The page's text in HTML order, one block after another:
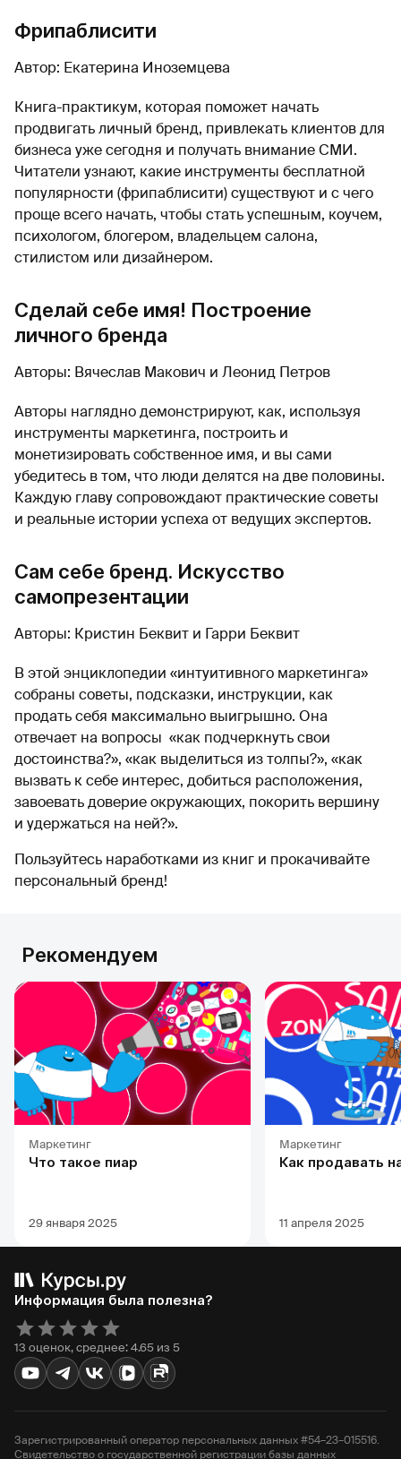
Фрипаблисити
Автор: Екатерина Иноземцева
Книга-практикум, которая поможет начать
продвигать личный бренд, привлекать клиентов для
бизнеса уже сегодня и получать внимание СМИ.
Читатели узнают, какие инструменты бесплатной
популярности (фрипаблисити) существуют и с чего
проще всего начать, чтобы стать успешным, коучем,
психологом, блогером, владельцем салона,
стилистом или дизайнером.
Сделай себе имя! Построение
личного бренда
Авторы: Вячеслав Макович и Леонид Петров
Авторы наглядно демонстрируют, как, используя
инструменты маркетинга, построить и
монетизировать собственное имя, и вы сами
убедитесь в том, что люди делятся на две половины.
Каждую главу сопровождают практические советы
и реальные истории успеха от ведущих экспертов.
Сам себе бренд. Искусство
самопрезентации
Авторы: Кристин Беквит и Гарри Беквит
В этой энциклопедии «интуитивного маркетинга»
собраны советы, подсказки, инструкции, как
продать себя максимально выигрышно. Она
отвечает на вопросы «как подчеркнуть свои
достоинства?», «как выделиться из толпы?», «как
вызвать к себе интерес, добиться расположения,
завоевать доверие окружающих, покорить вершину
и удержаться на ней?».
Пользуйтесь наработками из книг и прокачивайте
персональный бренд!
Рекомендуем
Маркетинг
Что такое пиар
29 января 2025
Маркетинг
Как продавать
11 апреля 2025
Информация была полезна?
13 оценок, среднее: 4.65 из 5
Зарегистрированный оператор персональных данных #54–23–015516.
Свидетельство о государственной регистрации базы данных